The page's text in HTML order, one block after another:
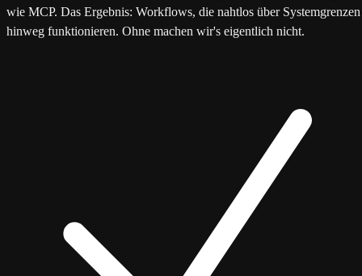
wie MCP. Das Ergebnis: Workflows, die nahtlos über Systemgrenzen
hinweg funktionieren. Ohne machen wir's eigentlich nicht.